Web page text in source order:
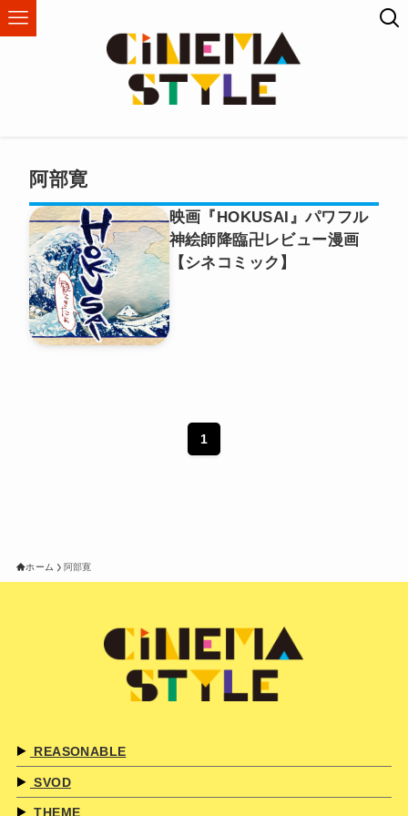
阿部寛
映画『HOKUSAI』パワフル
神絵師降臨卍レビュー漫画
【シネコミック】
1
ホーム 阿部寛
REASONABLE
SVOD
THEME